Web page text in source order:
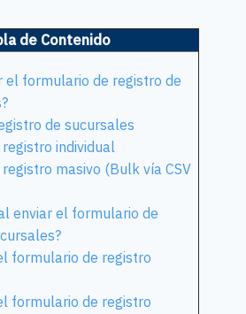
de Contenido
el formulario de registro de
de sucursales
individual
masivo (Bulk vía CSV
enviar el formulario de
formulario de registro
formulario de registro